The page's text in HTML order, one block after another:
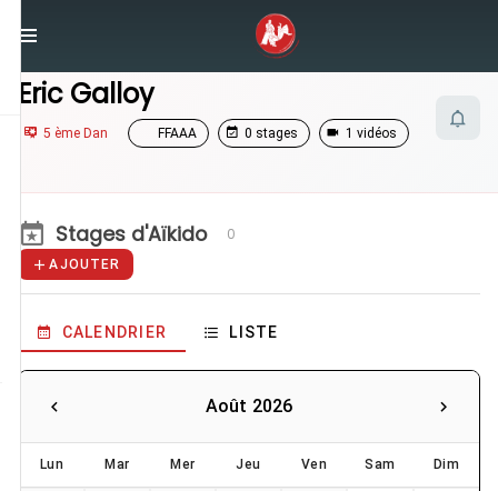
Eric Galloy
5 ème Dan FFAAA 0 stages 1 vidéos
Stages d'Aïkido 0
AJOUTER
CALENDRIER LISTE
Août 2026
Lun Mar Mer Jeu Ven Sam Dim